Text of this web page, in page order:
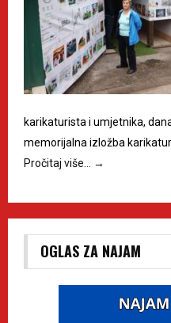
karikaturista i umjetnika,
memorijalna izložba
Pročitaj više… →
OGLAS ZA NAJAM